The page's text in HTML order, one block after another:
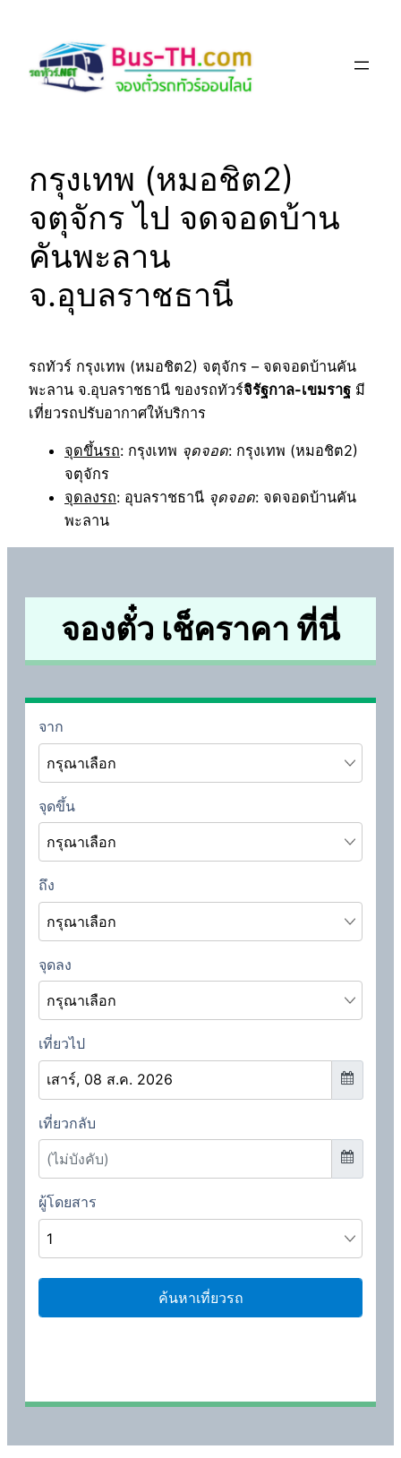
content
กรุงเทพ (หมอชิต2)
จตุจักร ไป จดจอดบ้าน
คันพะลาน
จ.อุบลราชธานี
รถทัวร์ กรุงเทพ (หมอชิต2) จตุจักร – จดจอดบ้านคัน
พะลาน จ.อุบลราชธานี ของรถทัวร์จิรัฐกาล-เขมราฐ มี
เที่ยวรถปรับอากาศให้บริการ
จุดขึ้นรถ: กรุงเทพ จุดจอด: กรุงเทพ (หมอชิต2)
จตุจักร
จุดลงรถ: อุบลราชธานี จุดจอด: จดจอดบ้านคัน
พะลาน
จองตั๋ว เช็คราคา ที่นี่